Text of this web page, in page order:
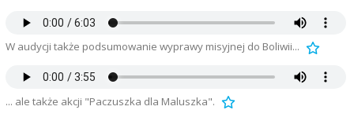
W audycji także podsumowanie wyprawy misyjnej do Boliwii...
... ale także akcji "Paczuszka dla Maluszka".